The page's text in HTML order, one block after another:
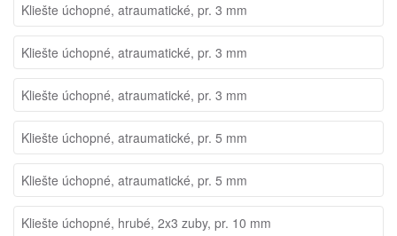
Kliešte úchopné, atraumatické, pr. 3 mm
Kliešte úchopné, atraumatické, pr. 3 mm
Kliešte úchopné, atraumatické, pr. 3 mm
Kliešte úchopné, atraumatické, pr. 5 mm
Kliešte úchopné, atraumatické, pr. 5 mm
Kliešte úchopné, hrubé, 2x3 zuby, pr. 10 mm